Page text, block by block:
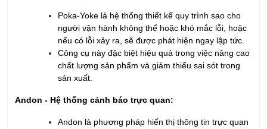
Poka-Yoke là hệ thống thiết kế quy trình sao cho
người vận hành không thể hoặc khó mắc lỗi, hoặc
nếu có lỗi xảy ra, sẽ được phát hiện ngay lập tức.
Công cụ này đặc biệt hiệu quả trong việc nâng cao
chất lượng sản phẩm và giảm thiểu sai sót trong
sản xuất.
Andon - Hệ thống cảnh báo trực quan:
Andon là phương pháp hiển thị thông tin trực quan